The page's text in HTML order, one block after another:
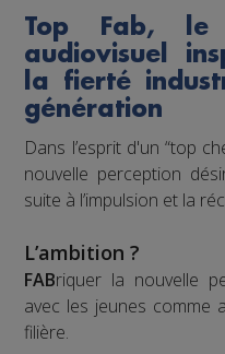
Top Fab, le
audiovisuel
la fierté
génération
Dans l’esprit d'un “top
nouvelle perception
suite à l’impulsion et la
L’ambition ?
FABriquer la nouvelle
avec les jeunes comme
filière.